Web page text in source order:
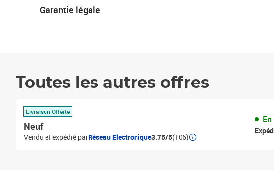
Garantie légale
Toutes les autres offres
Livraison Offerte
Neuf
Vendu et expédié parRéseau Electronique3.75/5(106)